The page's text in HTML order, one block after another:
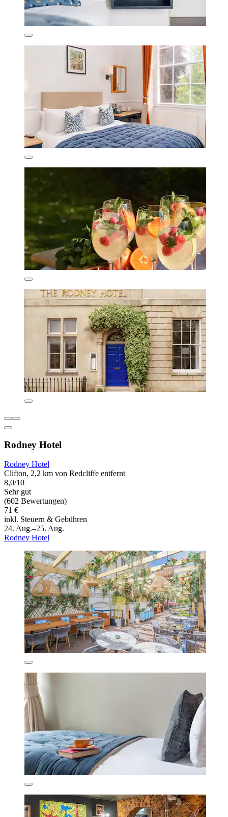
Rodney Hotel
Rodney Hotel
Clifton, 2,2 km von Redcliffe entfernt
8,0/10
Sehr gut
(602 Bewertungen)
71 €
inkl. Steuern & Gebühren
24. Aug.–25. Aug.
Rodney Hotel